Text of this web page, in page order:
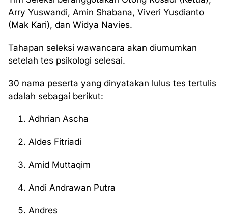
Arry Yuswandi, Amin Shabana, Viveri Yusdianto
(Mak Kari), dan Widya Navies.
Tahapan seleksi wawancara akan diumumkan
setelah tes psikologi selesai.
30 nama peserta yang dinyatakan lulus tes tertulis
adalah sebagai berikut:
Adhrian Ascha
Aldes Fitriadi
Amid Muttaqim
Andi Andrawan Putra
Andres